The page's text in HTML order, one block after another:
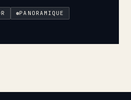
PANORAMIQUE